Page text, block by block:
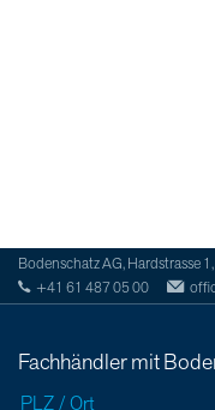
Bodenschatz AG, Hardstrasse
+41 61 487 05 00
Fachhändler mit